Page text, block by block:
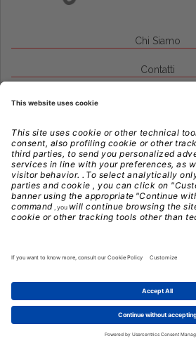
Chi Siamo
Contatti
Note Legali
Privacy
Gestione Cookie